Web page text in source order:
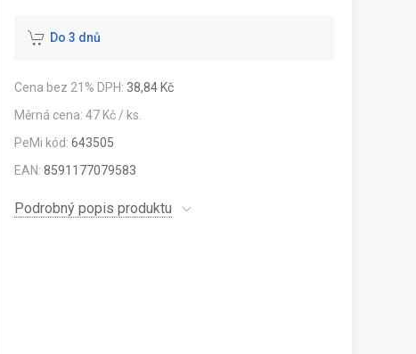
Do 3 dnů
Cena bez 21% DPH: 38,84 Kč
Měrná cena: 47 Kč / ks.
PeMi kód:643505
EAN:8591177079583
Podrobný popis produktu